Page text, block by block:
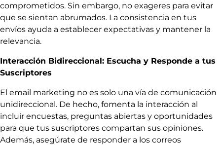
comprometidos. Sin embargo, no exageres para evitar
que se sientan abrumados. La consistencia en tus
envíos ayuda a establecer expectativas y mantener la
relevancia.
Interacción Bidireccional: Escucha y Responde a tus
Suscriptores
El email marketing no es solo una vía de comunicación
unidireccional. De hecho, fomenta la interacción al
incluir encuestas, preguntas abiertas y oportunidades
para que tus suscriptores compartan sus opiniones.
Además, asegúrate de responder a los correos